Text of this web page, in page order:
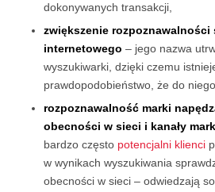
dokonywanych transakcji,
zwiększenie rozpoznawalności
internetowego – jego nazwa
wyszukiwarki, dzięki czemu
prawdopodobieństwo, że do
rozpoznawalność marki
obecności w sieci i kanały
bardzo często potencjalni klienci
w wynikach wyszukiwania
obecności w sieci – odwiedzają